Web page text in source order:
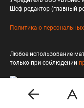
Шеф-редактор (главный
Политика о
Любое использование
только при соблюдении